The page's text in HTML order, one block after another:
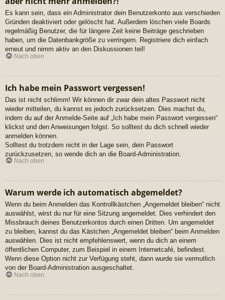
Es kann sein, dass ein Administrator dein Benutzerkonto aus verschieden
Gründen deaktiviert oder gelöscht hat. Außerdem löschen viele Boards
regelmäßig Benutzer, die für längere Zeit keine Beiträge geschrieben
haben, um die Datenbankgröße zu verringern. Registriere dich einfach
erneut und nimm aktiv an den Diskussionen teil!
Nach oben
Ich habe mein Passwort vergessen!
Das ist nicht schlimm! Wir können dir zwar dein altes Passwort nicht
wieder mitteilen, du kannst es jedoch zurücksetzen. Dies machst du,
indem du auf der Anmelde-Seite auf „Ich habe mein Passwort vergessen“
klickst und den Anweisungen folgst. So solltest du dich schnell wieder
anmelden können.
Solltest du trotzdem nicht in der Lage sein, dein Passwort
zurückzusetzen, so wende dich an die Board-Administration.
Nach oben
Warum werde ich automatisch abgemeldet?
Wenn du beim Anmelden das Kontrollkästchen „Angemeldet bleiben“ nicht
auswählst, wirst du nur für eine Sitzung angemeldet. Dies verhindert den
Missbrauch deines Benutzerkontos durch einen Dritten. Um angemeldet
zu bleiben, kannst du das Kästchen „Angemeldet bleiben“ beim Anmelden
auswählen. Dies ist nicht empfehlenswert, wenn du dich an einem
öffentlichen Computer, zum Beispiel in einem Internetcafé, befindest.
Wenn diese Option nicht zur Verfügung steht, dann wurde sie vermutlich
von der Board-Administration ausgeschaltet.
Nach oben